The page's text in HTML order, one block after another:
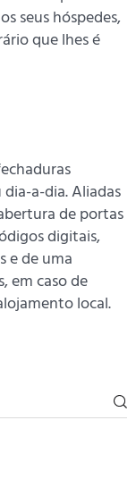
seus hóspedes,
que lhes é
a-dia. Aliadas
de portas
digitais,
e de uma
em caso de
local.